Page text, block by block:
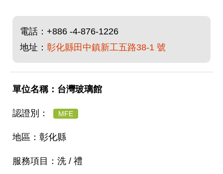
電話： +886 -4-876-1226
地址： 彰化縣田中鎮新工五路38-1 號
台灣玻璃館
MFE
彰化縣
洗 / 禮